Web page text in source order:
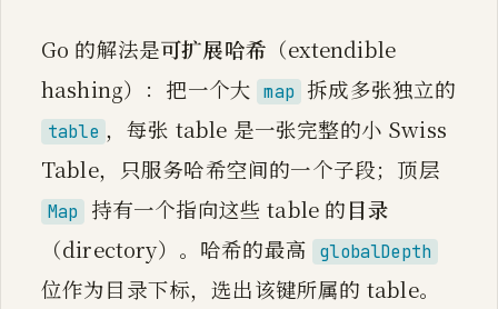
Go 的解法是可扩展哈希 （extendible
hashing）：把一个大 map 拆成多张独立的
table ，每张 table 是一张完整的小 Swiss
Table，只服务哈希空间的一个子段；顶层
Map 持有一个指向这些 table 的目录
（directory）。哈希的最高 globalDepth
位作为目录下标，选出该键所属的 table。